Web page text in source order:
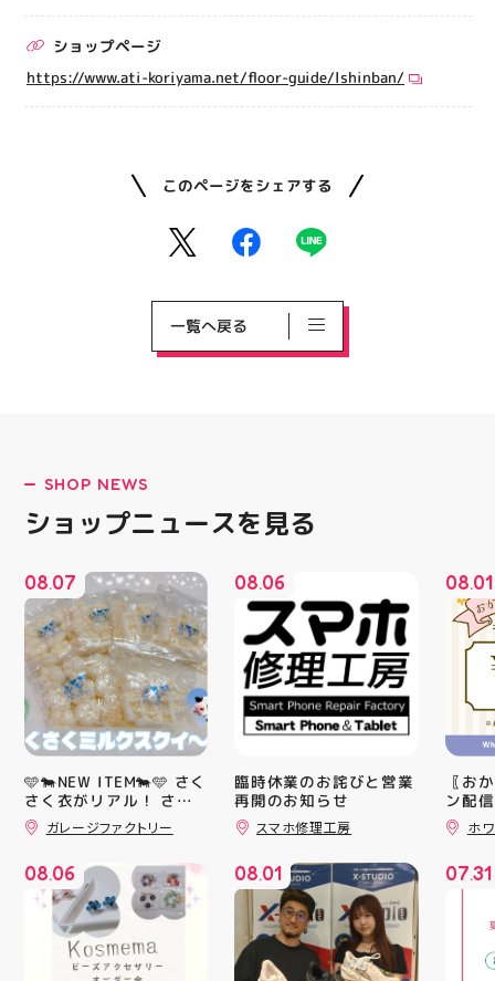
ショップページ
https://www.ati-koriyama.net/floor-guide/lshinban/
このページをシェアする
一覧へ戻る
SHOP NEWS
ショップニュースを見る
08.07
🩵🐄NEW ITEM🐄🩵 さく
さく衣がリアル！ さく
さくミルクスクイーズ入
荷！ クセになる感触で
大量入荷予定です お楽
しみにーっ️‍️‍️‍ #スクイーズ
#アティ郡山 #福島県 #
郡山駅前 #郡山市
ガレージファクトリー
08.06
08.06
臨時休業のお詫びと営業
再開のお知らせ
スマホ修理工房
08.01
08.01
〖お
ン配
ッパ
￥
ーポ
ース
です
りの
ので
ホ
07.31